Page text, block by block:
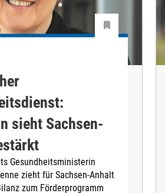
sieht Sachsen-
Gesundheitsministerin
zieht für Sachsen-Anhalt
zum Förderprogramm